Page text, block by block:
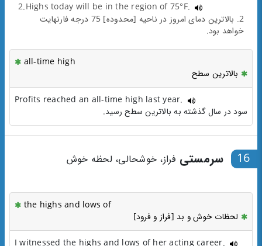
2.Highs today will be in the region of 75°F.
2. بالاترین دمای امروز در ناحیه [محدوده] 75 درجه فارنهایت
خواهد بود.
all-time high
بالاترین سطح
Profits reached an all-time high last year.
سود در سال گذشته به بالاترین سطح رسید.
16 سرمستی فراز، خوشحالی، لحظه خوش
the highs and lows of
لحظات خوش و بد [فراز و فرود]
I witnessed the highs and lows of her acting career.